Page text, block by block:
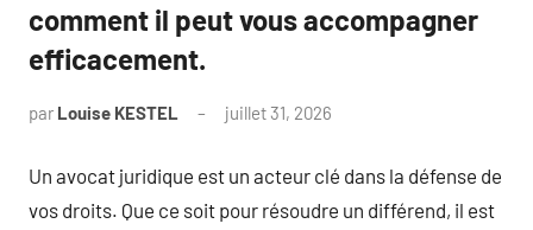
comment il peut vous accompagner
efficacement.
par Louise KESTEL juillet 31, 2026
Un avocat juridique est un acteur clé dans la défense de
vos droits. Que ce soit pour résoudre un différend, il est